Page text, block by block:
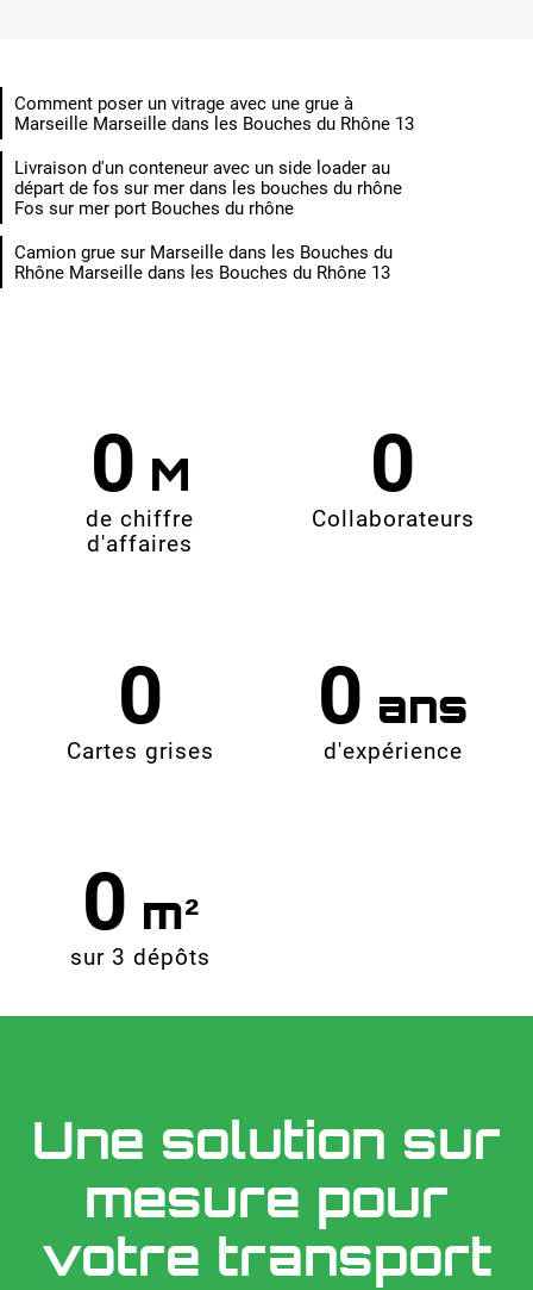
Comment poser un vitrage avec une grue à
Marseille Marseille dans les Bouches du Rhône 13
Livraison d'un conteneur avec un side loader au
départ de fos sur mer dans les bouches du rhône
Fos sur mer port Bouches du rhône
Camion grue sur Marseille dans les Bouches du
Rhône Marseille dans les Bouches du Rhône 13
0
de chiffre
d'affaires
0
Collaborateurs
0
Cartes grises
0
d'expérience
0
sur 3 dépôts
Une solution sur
mesure pour
votre transport